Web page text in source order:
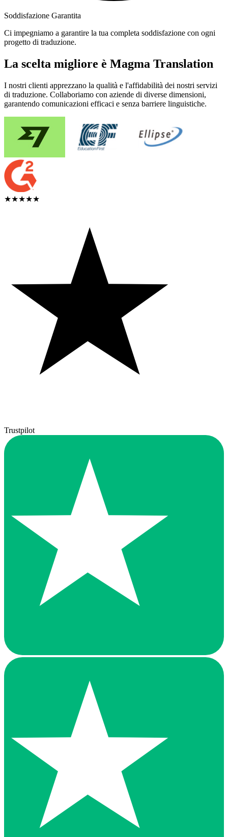
Soddisfazione Garantita
Ci impegniamo a garantire la tua completa soddisfazione con ogni
progetto di traduzione.
La scelta migliore è Magma Translation
I nostri clienti apprezzano la qualità e l'affidabilità dei nostri servizi
di traduzione. Collaboriamo con aziende di diverse dimensioni,
garantendo comunicazioni efficaci e senza barriere linguistiche.
★★★★★
Trustpilot